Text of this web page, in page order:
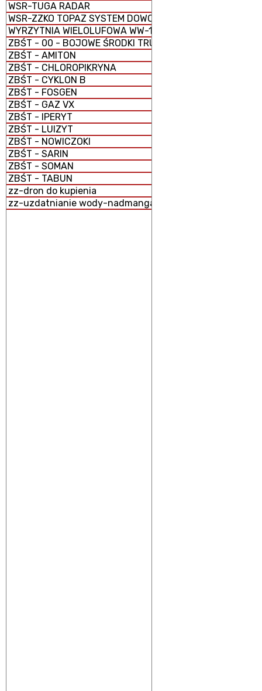
WSR-TUGA RADAR
WSR-ZZKO TOPAZ SYSTEM DOWODZENIA I KIEROWANIA
WYRZYTNIA WIELOLUFOWA WW-15
ZBŚT - 00 - BOJOWE ŚRODKI TRUJĄCE (BST)
ZBŚT - AMITON
ZBŚT - CHLOROPIKRYNA
ZBŚT - CYKLON B
ZBŚT - FOSGEN
ZBŚT - GAZ VX
ZBŚT - IPERYT
ZBŚT - LUIZYT
ZBŚT - NOWICZOKI
ZBŚT - SARIN
ZBŚT - SOMAN
ZBŚT - TABUN
zz-dron do kupienia
zz-uzdatnianie wody-nadmanganian potasu